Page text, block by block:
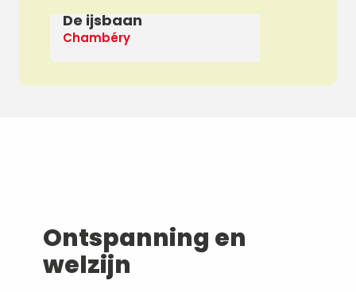
De ijsbaan
Chambéry
Ontspanning en
welzijn